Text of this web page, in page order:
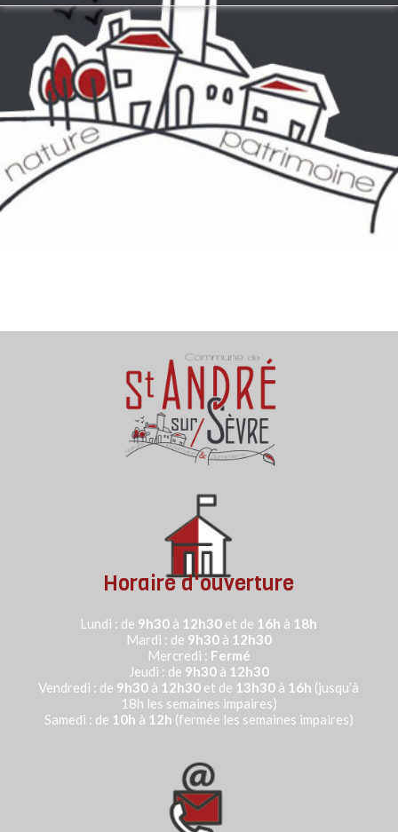
Horaire d'ouverture
Lundi : de 9h30 à 12h30 et de 16h à 18h
Mardi : de 9h30à 12h30
Mercredi : Fermé
Jeudi : de 9h30à 12h30
Vendredi : de 9h30 à 12h30 et de 13h30 à 16h (jusqu’à
18h les semaines impaires)
Samedi : de 10h à 12h (fermée les semaines impaires)